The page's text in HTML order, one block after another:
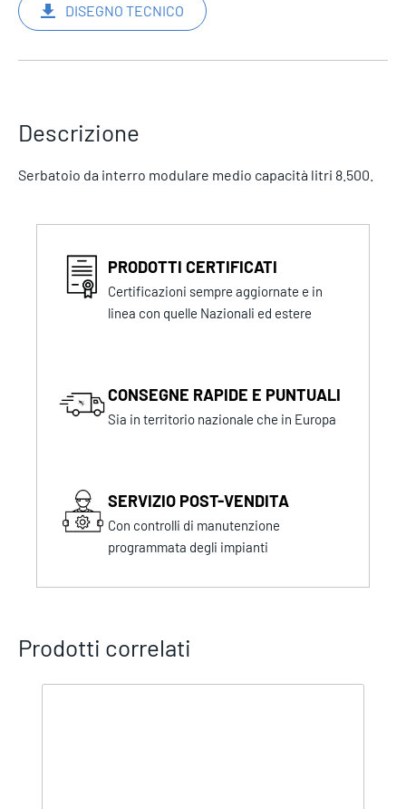
DISEGNO TECNICO
Descrizione
Serbatoio da interro modulare medio capacità litri 8.500.
PRODOTTI CERTIFICATI
Certificazioni sempre aggiornate e in
linea con quelle Nazionali ed estere
CONSEGNE RAPIDE E PUNTUALI
Sia in territorio nazionale che in Europa
SERVIZIO POST-VENDITA
Con controlli di manutenzione
programmata degli impianti
Prodotti correlati